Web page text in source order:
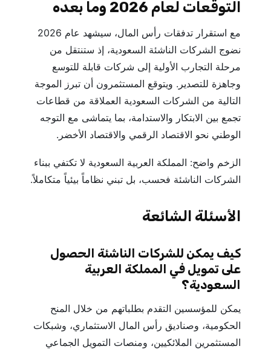
التوقعات لعام 2026 وما بعده
مع استقرار تدفقات رأس المال، سيشهد عام 2026
نضوج الشركات الناشئة السعودية، إذ ستنتقل من
مرحلة التجارب الأولية إلى شركات قابلة للتوسع
وجاهزة للتصدير. ويتوقع المستثمرون أن تبرز الموجة
التالية من الشركات السعودية العملاقة من قطاعات
تجمع بين الابتكار والاستدامة، بما يتماشى مع التوجه
الوطني نحو الاقتصاد الرقمي والاقتصاد الأخضر.
الزخم واضح: المملكة العربية السعودية لا تكتفي ببناء
الشركات الناشئة فحسب، بل تبني نظاماً بيئياً متكاملاً.
الأسئلة الشائعة
كيف يمكن للشركات الناشئة الحصول
على تمويل في المملكة العربية
السعودية؟
يمكن للمؤسسين التقدم بطلباتهم من خلال المنح
الحكومية، وصناديق رأس المال الاستثماري، وشبكات
المستثمرين الملائكيين، ومنصات التمويل الجماعي